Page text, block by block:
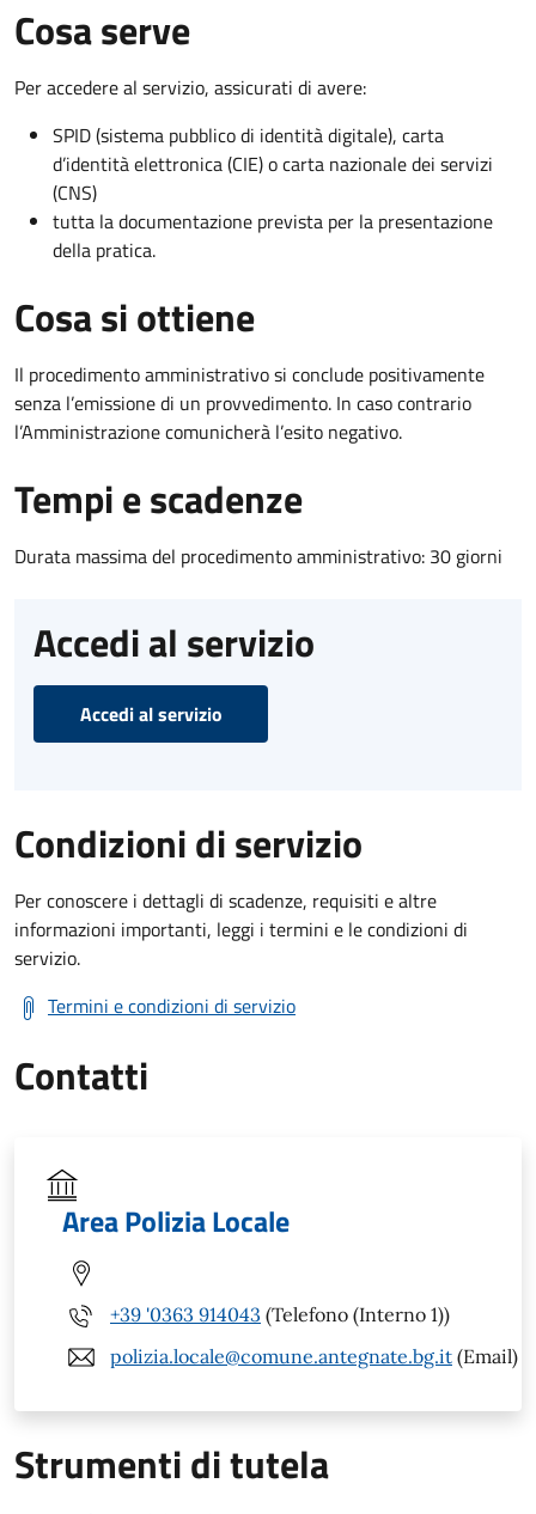
Cosa serve
Per accedere al servizio, assicurati di avere:
SPID (sistema pubblico di identità digitale), carta
d’identità elettronica (CIE) o carta nazionale dei servizi
(CNS)
tutta la documentazione prevista per la presentazione
della pratica.
Cosa si ottiene
Il procedimento amministrativo si conclude positivamente
senza l’emissione di un provvedimento. In caso contrario
l’Amministrazione comunicherà l’esito negativo.
Tempi e scadenze
Durata massima del procedimento amministrativo: 30 giorni
Accedi al servizio
Accedi al servizio
Condizioni di servizio
Per conoscere i dettagli di scadenze, requisiti e altre
informazioni importanti, leggi i termini e le condizioni di
servizio.
Termini e condizioni di servizio
Contatti
Area Polizia Locale
+39 '0363 914043 (Telefono (Interno 1))
polizia.locale@comune.antegnate.bg.it (Email)
Strumenti di tutela